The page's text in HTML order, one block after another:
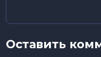
Оставить